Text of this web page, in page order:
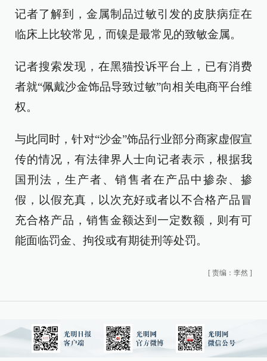
记者了解到，金属制品过敏引发的皮肤病症在
临床上比较常见，而镍是最常见的致敏金属。
记者搜索发现，在黑猫投诉平台上，已有消费
者就“佩戴沙金饰品导致过敏”向相关电商平台维
权。
与此同时，针对“沙金”饰品行业部分商家虚假宣
传的情况，有法律界人士向记者表示，根据我
国刑法，生产者、销售者在产品中掺杂、掺
假，以假充真，以次充好或者以不合格产品冒
充合格产品，销售金额达到一定数额，则有可
能面临罚金、拘役或有期徒刑等处罚。
[ 责编：李然 ]